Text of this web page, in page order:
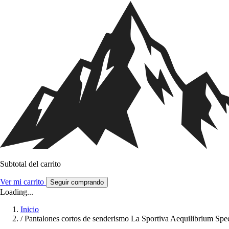
Subtotal del carrito
Ver mi carrito Seguir comprando
Loading...
Inicio
/ Pantalones cortos de senderismo La Sportiva Aequilibrium